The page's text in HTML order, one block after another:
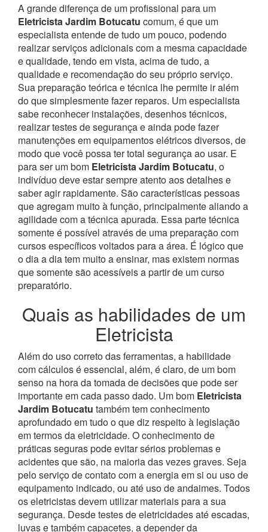
A grande diferença de um profissional para um
Eletricista Jardim Botucatu comum, é que um
especialista entende de tudo um pouco, podendo
realizar serviços adicionais com a mesma capacidade
e qualidade, tendo em vista, acima de tudo, a
qualidade e recomendação do seu próprio serviço.
Sua preparação teórica e técnica lhe permite ir além
do que simplesmente fazer reparos. Um especialista
sabe reconhecer instalações, desenhos técnicos,
realizar testes de segurança e ainda pode fazer
manutenções em equipamentos elétricos diversos, de
modo que você possa ter total segurança ao usar. E
para ser um bom Eletricista Jardim Botucatu, o
indivíduo deve estar sempre atento aos detalhes e
saber agir rapidamente. São características pessoas
que agregam muito à função, principalmente aliando a
agilidade com a técnica apurada. Essa parte técnica
somente é possível através de uma preparação com
cursos específicos voltados para a área. É lógico que
o dia a dia tem muito a ensinar, mas existem normas
que somente são acessíveis a partir de um curso
preparatório.
Quais as habilidades de um
Eletricista
Além do uso correto das ferramentas, a habilidade
com cálculos é essencial, além, é claro, de um bom
senso na hora da tomada de decisões que pode ser
importante em cada passo dado. Um bom Eletricista
Jardim Botucatu também tem conhecimento
aprofundado em tudo o que diz respeito à legislação
em termos da eletricidade. O conhecimento de
práticas seguras pode evitar sérios problemas e
acidentes que são, na maioria das vezes graves. Seja
pelo serviço de contato com a energia em si ou uso de
equipamento indicado, ou até uso de andaimes. Todos
os eletricistas devem utilizar materiais para a sua
segurança. Desde testes de eletricidades até escadas,
luvas e também capacetes, a depender da